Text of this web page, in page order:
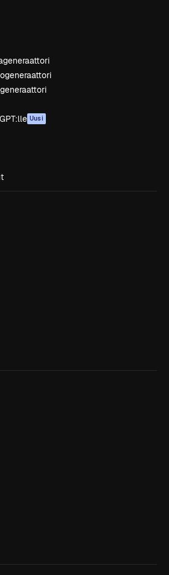
Uusi